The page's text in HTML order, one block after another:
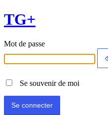
TG+
Mot de passe
Se souvenir de moi